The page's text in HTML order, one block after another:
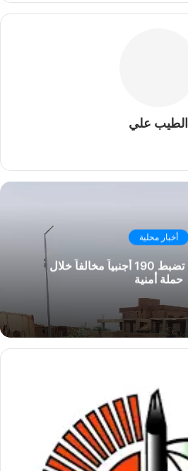
الطيب علي
أخبار محلية
شرطة جبل أولياء تضبط 190 أجنبياً مخالفاً خلال
حملة أمنية